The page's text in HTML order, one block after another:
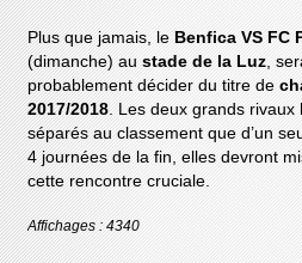
Plus que jamais, le Benfica VS FC
(dimanche) austade de la Luz,
probablement décider du titre de
2017/2018. Les deux grands rivaux
séparés au classement que d’un
4 journées de la fin, elles devront
cette rencontre cruciale.
Affichages : 4340